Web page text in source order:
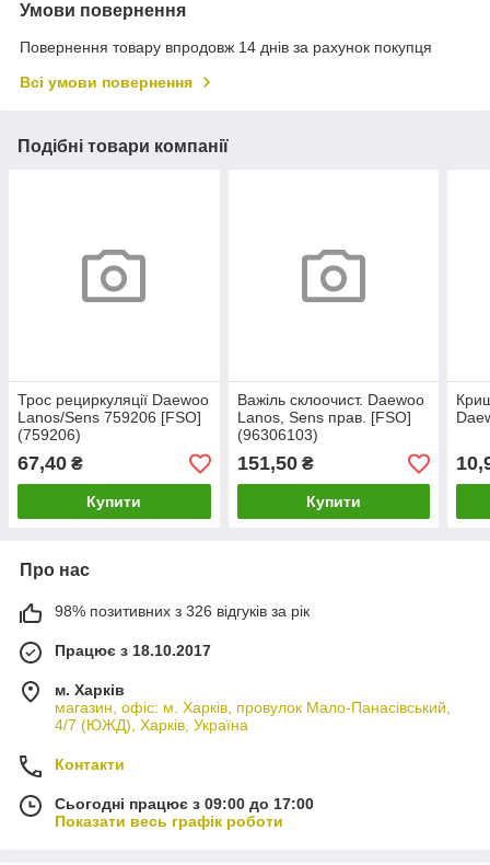
Умови повернення
Повернення товару впродовж 14 днів за рахунок покупця
Всі умови повернення
Подібні товари компанії
Трос рециркуляції Daewoo
Lanos/Sens 759206 [FSO]
(759206)
67,40 ₴
Купити
Важіль склоочист. Daewoo
Lanos, Sens прав. [FSO]
(96306103)
151,50₴
Купити
Про нас
98% позитивних з 326 відгуків за рік
Працює з 18.10.2017
м. Харків
магазин, офіс: м. Харків, провулок Мало-Панасівський,
4/7 (ЮЖД), Харків, Україна
Контакти
Сьогодні працює з 09:00 до 17:00
Показати весь графік роботи